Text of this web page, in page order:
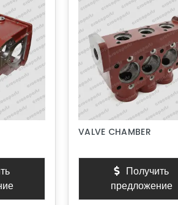
VALVE CHAMBER
Получить
предложение